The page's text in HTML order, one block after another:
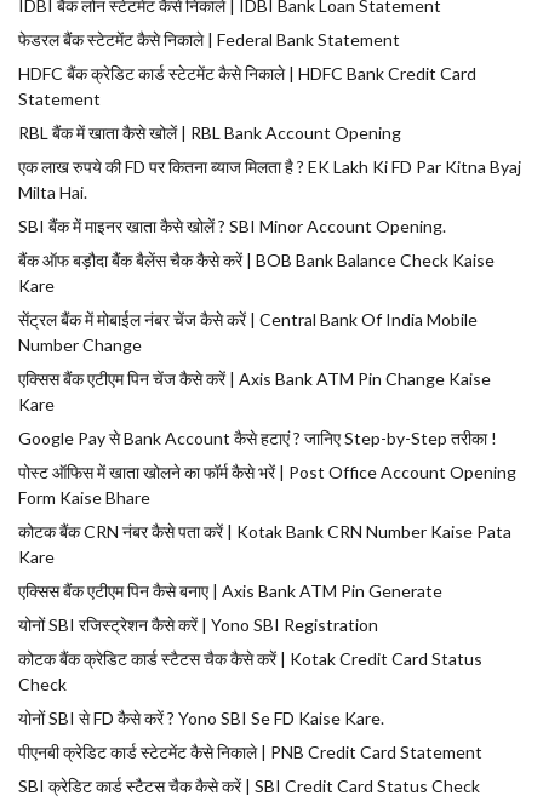
IDBI बैंक लोन स्टेटमेंट कैसे निकाले | IDBI Bank Loan Statement
फेडरल बैंक स्टेटमेंट कैसे निकाले | Federal Bank Statement
HDFC बैंक क्रेडिट कार्ड स्टेटमेंट कैसे निकाले | HDFC Bank Credit Card
Statement
RBL बैंक में खाता कैसे खोलें | RBL Bank Account Opening
एक लाख रुपये की FD पर कितना ब्याज मिलता है ? EK Lakh Ki FD Par Kitna Byaj
Milta Hai.
SBI बैंक में माइनर खाता कैसे खोलें ? SBI Minor Account Opening.
बैंक ऑफ बड़ौदा बैंक बैलेंस चैक कैसे करें | BOB Bank Balance Check Kaise
Kare
सेंट्रल बैंक में मोबाईल नंबर चेंज कैसे करें | Central Bank Of India Mobile
Number Change
एक्सिस बैंक एटीएम पिन चेंज कैसे करें | Axis Bank ATM Pin Change Kaise
Kare
Google Pay से Bank Account कैसे हटाएं ? जानिए Step-by-Step तरीका !
पोस्ट ऑफिस में खाता खोलने का फॉर्म कैसे भरें | Post Office Account Opening
Form Kaise Bhare
कोटक बैंक CRN नंबर कैसे पता करें | Kotak Bank CRN Number Kaise Pata
Kare
एक्सिस बैंक एटीएम पिन कैसे बनाए | Axis Bank ATM Pin Generate
योनों SBI रजिस्ट्रेशन कैसे करें | Yono SBI Registration
कोटक बैंक क्रेडिट कार्ड स्टैटस चैक कैसे करें | Kotak Credit Card Status
Check
योनों SBI से FD कैसे करें ? Yono SBI Se FD Kaise Kare.
पीएनबी क्रेडिट कार्ड स्टेटमेंट कैसे निकाले | PNB Credit Card Statement
SBI क्रेडिट कार्ड स्टैटस चैक कैसे करें | SBI Credit Card Status Check